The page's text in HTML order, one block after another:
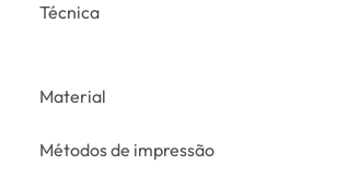
Técnica
Material
Métodos de impressão